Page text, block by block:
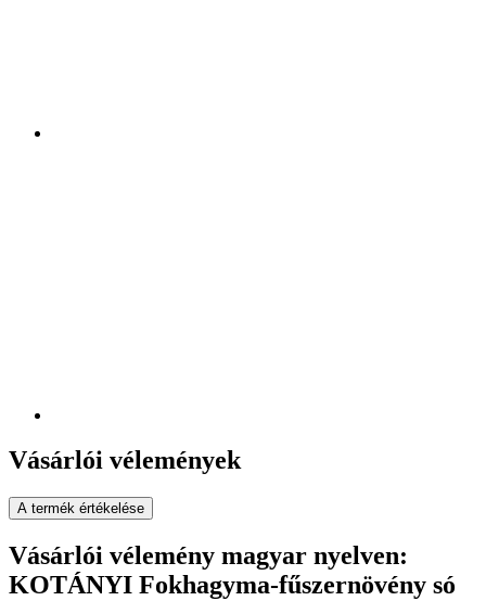
Vásárlói vélemények
A termék értékelése
Vásárlói vélemény magyar nyelven:
KOTÁNYI Fokhagyma-fűszernövény só